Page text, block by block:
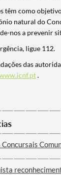
gerais
têm como
natural do
nos a prevenir
ligue 112.
das
.